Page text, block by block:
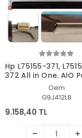
Hp L75155-371,
372 All in One, AIO
Ekran - PanelOem
G9J412L8
9.158,40 TL